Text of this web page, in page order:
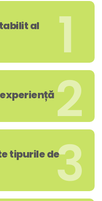
1
al
2
3
tipurile de